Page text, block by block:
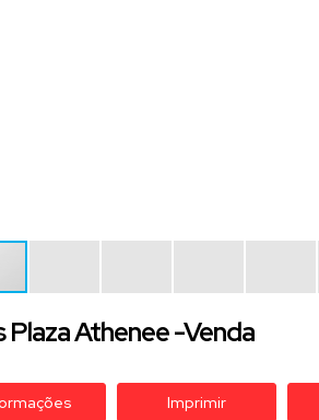
Plaza Athenee -Venda
Imprimir